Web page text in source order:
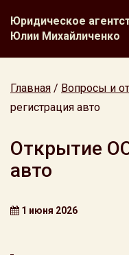
Юридическое
Юлии Михайличенко
Главная / Вопросы и
регистрация авто
Открытие
авто
1 июня 2026